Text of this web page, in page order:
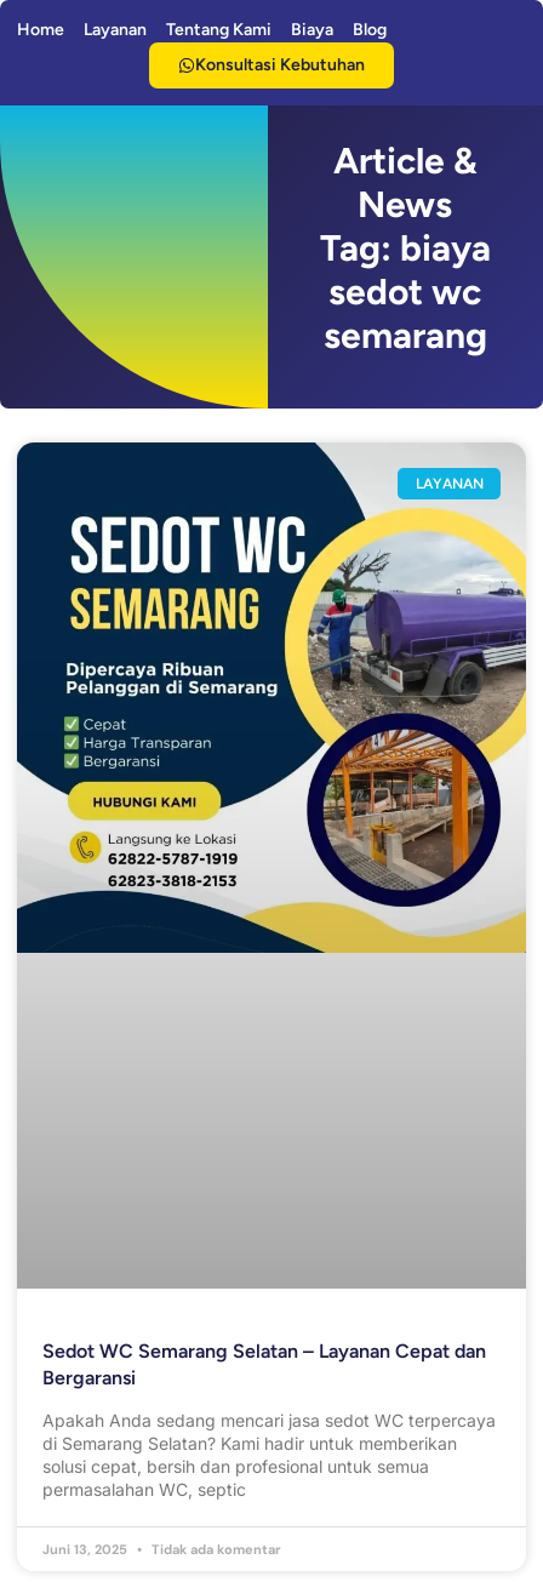
Home Layanan Tentang Kami Biaya
Blog
Konsultasi Kebutuhan
Article &
News
Tag: biaya
sedot wc
semarang
LAYANAN
Sedot WC Semarang Selatan – Layanan Cepat dan
Bergaransi
Apakah Anda sedang mencari jasa sedot WC terpercaya
di Semarang Selatan? Kami hadir untuk memberikan
solusi cepat, bersih dan profesional untuk semua
permasalahan WC, septic
Juni 13, 2025 Tidak ada komentar